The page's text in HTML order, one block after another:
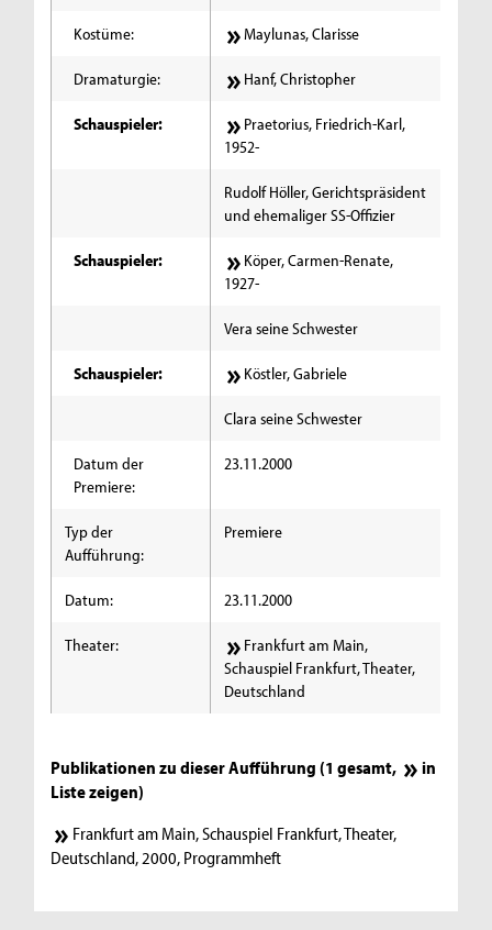
Kostüme: Maylunas, Clarisse
Dramaturgie: Hanf, Christopher
Schauspieler:
Praetorius, Friedrich-Karl,
1952-
Rudolf Höller, Gerichtspräsident
und ehemaliger SS-Offizier
Schauspieler:
Köper, Carmen-Renate,
1927-
Vera seine Schwester
Schauspieler: Köstler, Gabriele
Clara seine Schwester
Datum der
Premiere:
23.11.2000
Typ der
Aufführung:
Premiere
Datum: 23.11.2000
Theater:
Frankfurt am Main,
Schauspiel Frankfurt, Theater,
Deutschland
Publikationen zu dieser Aufführung (1 gesamt,
in
Liste zeigen)
Frankfurt am Main, Schauspiel Frankfurt, Theater,
Deutschland, 2000, Programmheft